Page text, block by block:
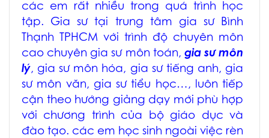
các em rất nhiều trong quá trình học
tập. Gia sư tại trung tâm gia sư Bình
Thạnh TPHCM với trình độ chuyên môn
cao chuyên gia sư môn toán, gia sư môn
lý, gia sư môn hóa, gia sư tiếng anh, gia
sư môn văn, gia sư tiểu học…, luôn tiếp
cận theo hướng giảng dạy mới phù hợp
với chương trình của bộ giáo dục và
đào tạo. các em học sinh ngoài việc rèn